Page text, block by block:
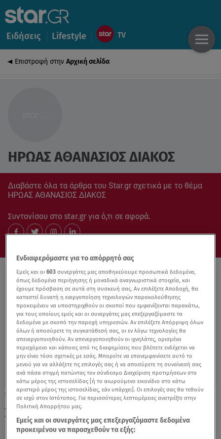
Ειδήσεις Lifestyle
Επιστροφή στην Αρχική σελίδα
ΗΡΩΑΣ ΑΘΑΝΑΣΙΟΣ ΔΙΑΚΟΣ
Διαβάστε όλα τα άρθρα του Star.gr σχετικά με το θέμα
ΗΡΩΑΣ ΑΘΑΝΑΣΙΟΣ ΔΙΑΚΟΣ
Συντονίσου στο star.gr για ό,τι σε αφορά.
24.04.23, 10:03
Αθανάσιος Διάκος: Ο μαρτυρικός θάνατος
του πιο όμορφου ήρωα της Επανάστασης
Ενδιαφερόμαστε για το απόρρητό σας
Εμείς και οι603 συνεργάτες μας αποθηκεύουμε προσωπικά δεδομένα,
όπως δεδομένα περιήγησης ή μοναδικά αναγνωριστικά στοιχεία, και
έχουμε πρόσβαση σε αυτά στη συσκευή σας. Αν επιλέξετε Αποδοχή, θα
καταστεί δυνατή η ενεργοποίηση τεχνολογιών παρακολούθησης
προκειμένου να υποστηριχθούν οι σκοποί που εμφανίζονται παρακάτω,
για τους οποίους εμείς και οι συνεργάτες μας επεξεργαζόμαστε τα
δεδομένα με σκοπό την παροχή υπηρεσιών. Αν επιλέξετε Απόρριψη όλων
όλων ή αποσύρετε τη συγκατάθεσή σας, οι εν λόγω τεχνολογίες θα
απενεργοποιηθούν. Αν απενεργοποιηθούν οι ιχνηλάτες, ορισμένο
περιεχόμενο και κάποιες από τις διαφημίσεις που βλέπετε ενδέχεται να
μην είναι τόσο σχετικές με εσάς. Μπορείτε να επανεμφανίσετε αυτό το
μενού για να αλλάξετε τις επιλογές σας ή να αποσύρετε τη συναίνεσή σας
ανά πάσα στιγμή πατώντας τον σύνδεσμο Διαχείριση προτιμήσεων στο
κάτω μέρος της ιστοσελίδας [ή το αιωρούμενο εικονίδιο στο κάτω
αριστερό μέρος της ιστοσελίδας, εάν υπάρχει]. Οι επιλογές σας θα τεθούν
σε ισχύ στον Ιστότοπος. Για περισσότερες λεπτομέρειες ανατρέξτε στην
Πολιτική Απορρήτου μας.
Εμείς και οι συνεργάτες μας επεξεργαζόμαστε δεδομένα
προκειμένου να παρασχεθούν τα εξής: